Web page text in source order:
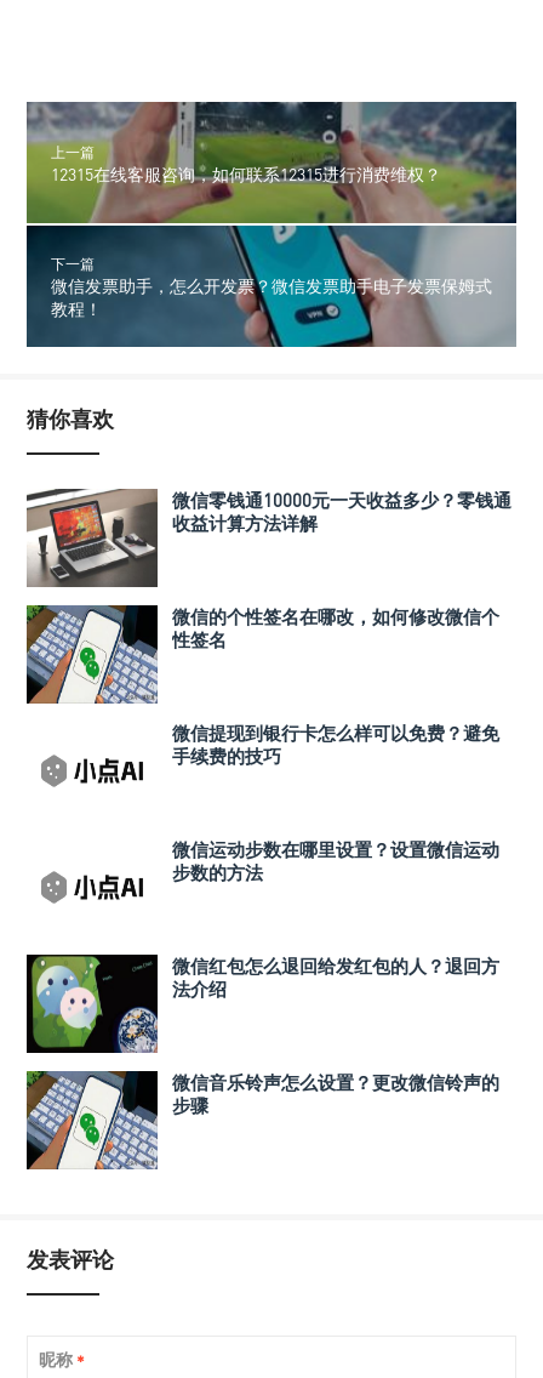
上一篇
12315在线客服咨询，如何联系12315进行消费维权？
下一篇
微信发票助手，怎么开发票？微信发票助手电子发票保姆式
教程！
猜你喜欢
微信零钱通10000元一天收益多少？零钱通
收益计算方法详解
微信的个性签名在哪改，如何修改微信个
性签名
微信提现到银行卡怎么样可以免费？避免
手续费的技巧
微信运动步数在哪里设置？设置微信运动
步数的方法
微信红包怎么退回给发红包的人？退回方
法介绍
微信音乐铃声怎么设置？更改微信铃声的
步骤
发表评论
昵称 *